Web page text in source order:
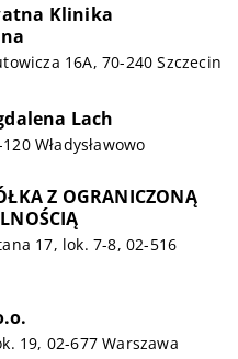
Klinika
16A, 70-240 Szczecin
Lach
Władysławowo
Z OGRANICZONĄ
17, lok. 7-8, 02-516
19, 02-677 Warszawa